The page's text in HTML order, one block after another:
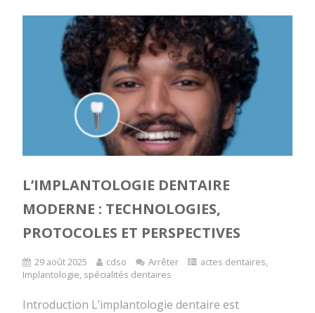
L’IMPLANTOLOGIE DENTAIRE
MODERNE : TECHNOLOGIES,
PROTOCOLES ET PERSPECTIVES
29 août 2025 cdso Arrêter actes dentaires,
Implantologie, spécialités dentaires
Introduction L’implantologie dentaire est